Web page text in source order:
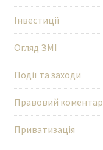
Інвестиції
Огляд ЗМІ
Події та заходи
Правовий коментар
Приватизація